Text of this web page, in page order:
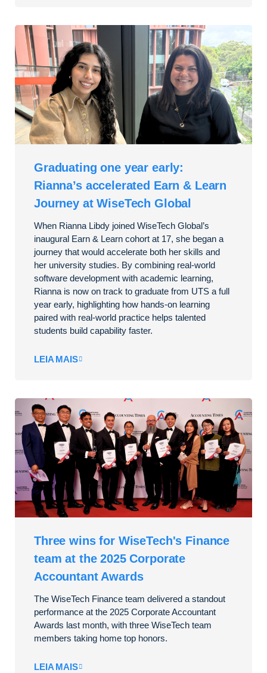
Graduating one year early:
Rianna’s accelerated Earn & Learn
Journey at WiseTech Global
When Rianna Libdy joined WiseTech Global’s
inaugural Earn & Learn cohort at 17, she began a
journey that would accelerate both her skills and
her university studies. By combining real-world
software development with academic learning,
Rianna is now on track to graduate from UTS a full
year early, highlighting how hands-on learning
paired with real-world practice helps talented
students build capability faster.
LEIA MAIS
Three wins for WiseTech's Finance
team at the 2025 Corporate
Accountant Awards
The WiseTech Finance team delivered a standout
performance at the 2025 Corporate Accountant
Awards last month, with three WiseTech team
members taking home top honors.
LEIA MAIS